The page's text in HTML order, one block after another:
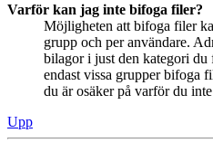
Varför kan jag inte bifoga filer?
Möjligheten att bifoga filer
grupp och per användare.
bilagor i just den kategori du
endast vissa grupper bifoga
du är osäker på varför du
Upp